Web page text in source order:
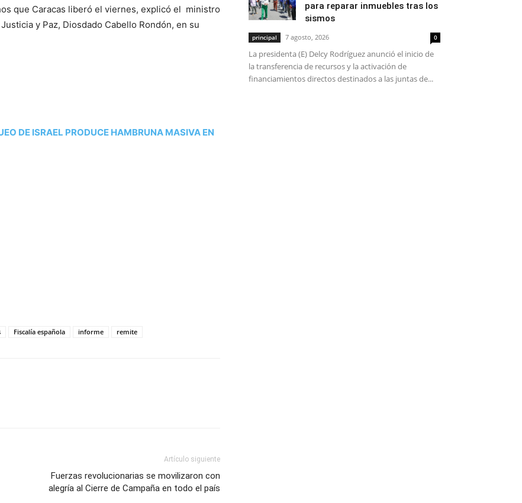
que Caracas liberó el viernes, explicó el ministro
y Paz, Diosdado Cabello Rondón, en su
DE ISRAEL PRODUCE HAMBRUNA MASIVA EN
Fiscalía española informe remite
Artículo siguiente
Fuerzas revolucionarias se movilizaron con
alegría al Cierre de Campaña en todo el país
para reparar inmuebles tras los
sismos
principal 7 agosto, 2026 0
La presidenta (E) Delcy Rodríguez anunció el inicio de
la transferencia de recursos y la activación de
financiamientos directos destinados a las juntas de...